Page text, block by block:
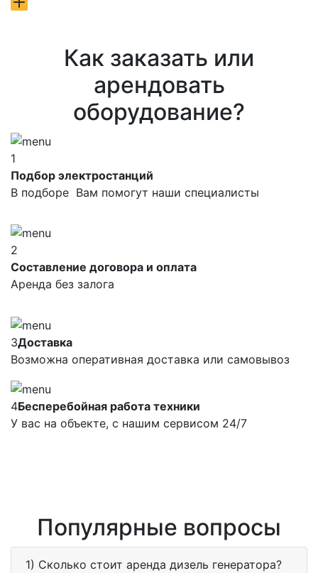
Как заказать или
арендовать
оборудование?
1
Подбор электростанций
В подборе Вам помогут наши специалисты
2
Составление договора и оплата
Аренда без залога
3Доставка
Возможна оперативная доставка или самовывоз
4Бесперебойная работа техники
У вас на объекте, с нашим сервисом 24/7
Популярные вопросы
1) Сколько стоит аренда дизель генератора?